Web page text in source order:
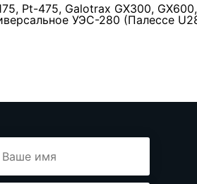
Pt-475, Galotrax GX300,
УЭС-280 (Палессе